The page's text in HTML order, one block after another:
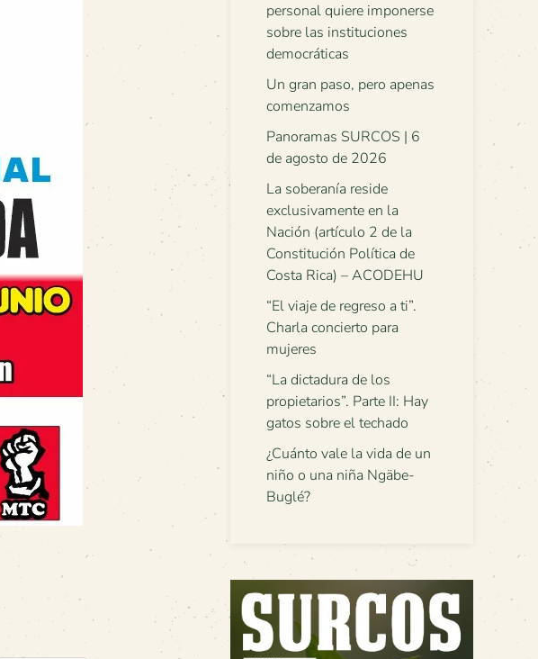
personal quiere imponerse
sobre las instituciones
democráticas
Un gran paso, pero apenas
comenzamos
Panoramas SURCOS | 6
de agosto de 2026
La soberanía reside
exclusivamente en la
Nación (artículo 2 de la
Constitución Política de
Costa Rica) – ACODEHU
“El viaje de regreso a ti”.
Charla concierto para
mujeres
“La dictadura de los
propietarios”. Parte II: Hay
gatos sobre el techado
¿Cuánto vale la vida de un
niño o una niña Ngäbe-
Buglé?